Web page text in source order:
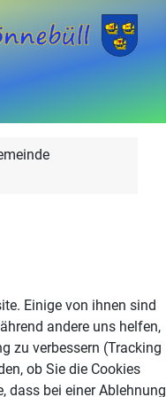
Einige von ihnen sind
andere uns helfen,
zu verbessern (Tracking
ob Sie die Cookies
dass bei einer Ablehnung